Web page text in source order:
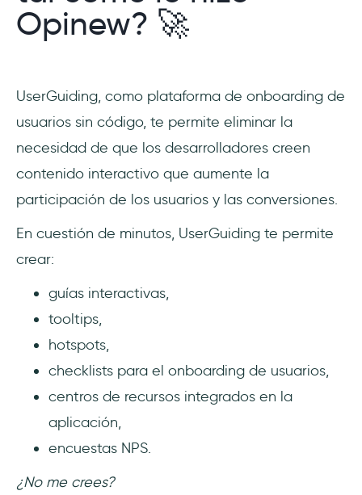
Opinew? 🚀
UserGuiding, como plataforma de onboarding de
usuarios sin código, te permite eliminar la
necesidad de que los desarrolladores creen
contenido interactivo que aumente la
participación de los usuarios y las conversiones.
En cuestión de minutos, UserGuiding te permite
crear:
guías interactivas,
tooltips,
hotspots,
checklists para el onboarding de usuarios,
centros de recursos integrados en la
aplicación,
encuestas NPS.
¿No me crees?